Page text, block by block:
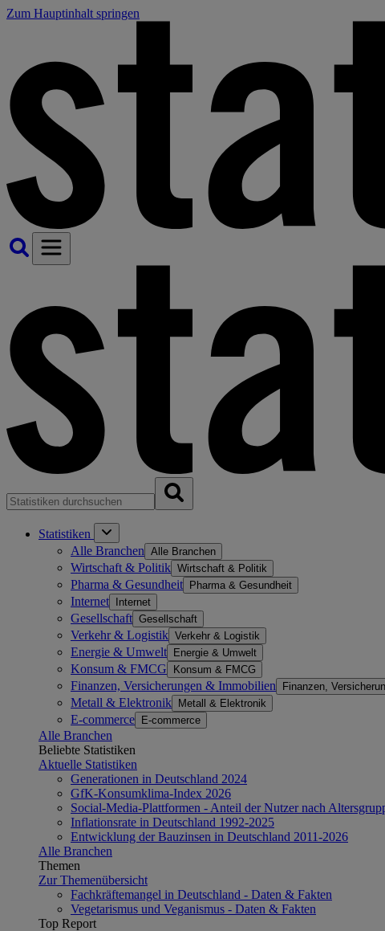
Zum Hauptinhalt springen
Statistiken
Alle Branchen Alle Branchen
Wirtschaft & Politik Wirtschaft & Politik
Pharma & Gesundheit Pharma & Gesundheit
Internet Internet
Gesellschaft Gesellschaft
Verkehr & Logistik Verkehr & Logistik
Energie & Umwelt Energie & Umwelt
Konsum & FMCG Konsum & FMCG
Finanzen, Versicherungen & Immobilien Finanzen,
Metall & Elektronik Metall & Elektronik
E-commerce E-commerce
Alle Branchen
Beliebte Statistiken
Aktuelle Statistiken
Generationen in Deutschland 2024
GfK-Konsumklima-Index 2026
Social-Media-Plattformen - Anteil der Nutzer nach
Inflationsrate in Deutschland 1992-2025
Entwicklung der Bauzinsen in Deutschland 2011-2026
Alle Branchen
Themen
Zur Themenübersicht
Fachkräftemangel in Deutschland - Daten & Fakten
Vegetarismus und Veganismus - Daten & Fakten
Top Report